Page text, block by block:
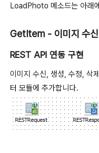
LoadPhoto 메소드는 아래
GetItem - 이미지 수신
REST API 연동 구현
이미지 수신, 생성, 수정, 삭
터 모듈에 추가합니다.